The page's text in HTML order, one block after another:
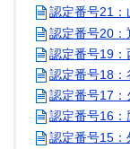
認定番号21
認定番号20：
認定番号19：
認定番号18
認定番号17
認定番号16
認定番号15